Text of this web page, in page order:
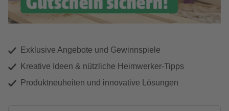
Exklusive Angebote und Gewinnspiele
Kreative Ideen & nützliche Heimwerker-Tipps
Produktneuheiten und innovative Lösungen